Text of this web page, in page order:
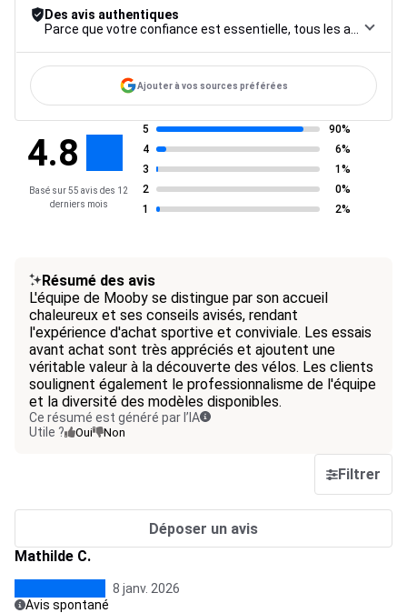
Des avis authentiques
Ajouter à vos sources préférées
4.8
Basé sur 55 avis des 12
derniers mois
5
90%
4
6%
3
1%
2
0%
1
2%
Résumé des avis
L'équipe de Mooby se distingue par son accueil
chaleureux et ses conseils avisés, rendant
l'expérience d'achat sportive et conviviale. Les essais
avant achat sont très appréciés et ajoutent une
véritable valeur à la découverte des vélos. Les clients
soulignent également le professionnalisme de l'équipe
et la diversité des modèles disponibles.
Ce résumé est généré par l’IA
Utile ?
Oui Non
Filtrer
Déposer un avis
Mathilde C.
8 janv. 2026
Avis spontané